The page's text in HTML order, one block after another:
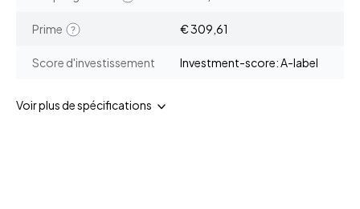
Prime € 309,61
Score d'investissement Investment-score: A-label
Voir plus de spécifications